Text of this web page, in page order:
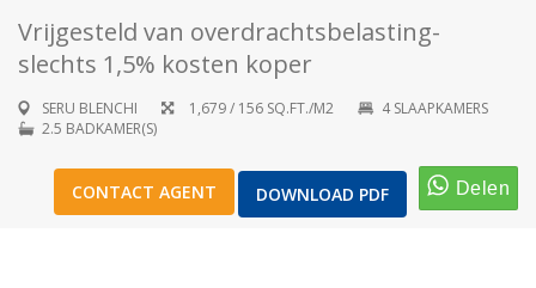
1/ 17
Vrijgesteld van overdrachtsbelasting-
slechts 1,5% kosten koper
SERU BLENCHI 1,679 / 156 SQ.FT./M2
4 SLAAPKAMERS
2.5 BADKAMER(S)
CONTACT AGENT DOWNLOAD PDF